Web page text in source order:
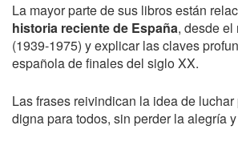
La mayor parte de sus libros están
historia reciente de España, desde el
(1939-1975) y explicar las claves
española de finales del siglo XX.
Las frases reivindican la idea de
digna para todos, sin perder la alegría